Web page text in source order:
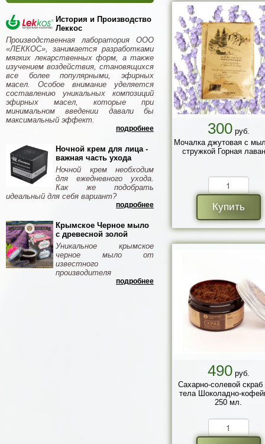
История и Производство
Леккос
Производственная лаборатория ООО
«ЛЕККОС», занимается разработками
мягких лекарственных форм, а также
изучением воздействия, становящихся
все более популярными, эфирных
масел. Особое внимание уделяется
составлению уникальных композиций
эфирных масел, которые при
минимальном введении давали бы
максимальный эффект.
подробнее
Ночной крем для лица -
важная часть ухода
Ночной крем необходим
для ежедневного ухода.
Как же подобрать
идеальный для себя вариант?
подробнее
Крымское Черное мыло
с древесной золой
Уникальное крымское
черное мыло от
известного
производителя
подробнее
300руб.
Мочалка джутовая с
стружкой Горная
Купить
490руб.
Сахарно-солевой
тела Шоколадно-
250 мл.